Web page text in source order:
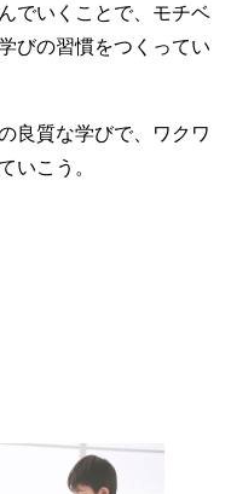
でいくことで、モチベ
びの習慣をつくってい
良質な学びで、ワクワ
いこう。